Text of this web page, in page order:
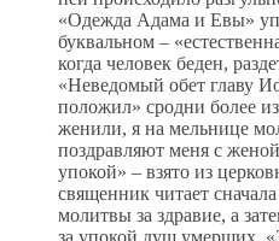
«Одежда Адама и Евы»
буквальном –
когда человек беден,
«Неведомый обет главу
положил» сродни более
женили, я на мельнице
поздравляют меня с
упокой» – взято из
священник читает
молитвы за здравие, а